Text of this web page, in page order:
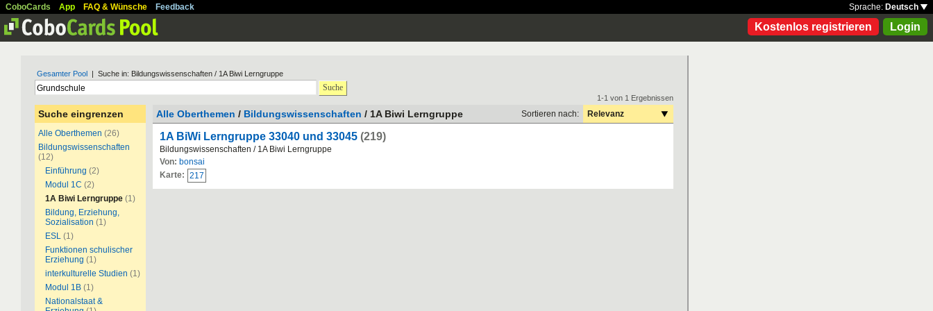
CoboCards App FAQ & Wünsche Feedback Sprache: Deutsch
Kostenlos registrieren Login
Gesamter Pool | Suche in: Bildungswissenschaften / 1A Biwi Lerngruppe
Suche
Suche eingrenzen
Alle Oberthemen (26)
Bildungswissenschaften
(12)
Einführung (2)
Modul 1C (2)
1A Biwi Lerngruppe (1)
Bildung, Erziehung,
Sozialisation (1)
ESL (1)
Funktionen schulischer
Erziehung (1)
interkulturelle Studien (1)
Modul 1B (1)
Nationalstaat &
1-1 von 1 Ergebnissen
Alle Oberthemen / Bildungswissenschaften / 1A Biwi Lerngruppe Sortieren nach: Relevanz
1A BiWi Lerngruppe 33040 und 33045 (219)
Bildungswissenschaften / 1A Biwi Lerngruppe
Von: bonsai
Karte: 217